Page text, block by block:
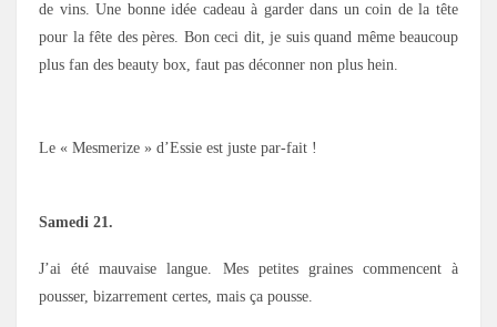
de vins. Une bonne idée cadeau à garder dans un coin de la tête
pour la fête des pères. Bon ceci dit, je suis quand même beaucoup
plus fan des beauty box, faut pas déconner non plus hein.
Le « Mesmerize » d’Essie est juste par-fait !
Samedi 21.
J’ai été mauvaise langue. Mes petites graines commencent à
pousser, bizarrement certes, mais ça pousse.